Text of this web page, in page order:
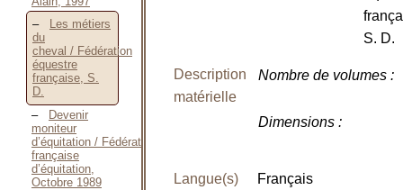
Les métiers
du
cheval / Fédération
équestre
française, S.
D.
Devenir
moniteur
d’équitation / Fédération
française
d’équitation,
Octobre 1989
S. D.
Description
matérielle
Nombre de volumes:
Dimensions:
Langue(s) Français